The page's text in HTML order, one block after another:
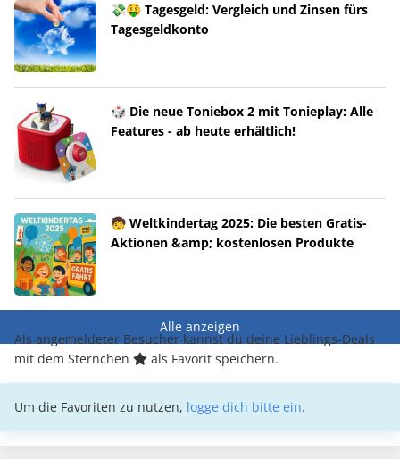
💸🤑 Tagesgeld: Vergleich und Zinsen fürs
Tagesgeldkonto
🎲 Die neue Toniebox 2 mit Tonieplay: Alle
Features - ab heute erhältlich!
🧒 Weltkindertag 2025: Die besten Gratis-
Aktionen &amp; kostenlosen Produkte
Alle anzeigen
Als angemeldeter Besucher kannst du deine Lieblings-Deals
mit dem Sternchen
als Favorit speichern.
Um die Favoriten zu nutzen, logge dich bitte ein.